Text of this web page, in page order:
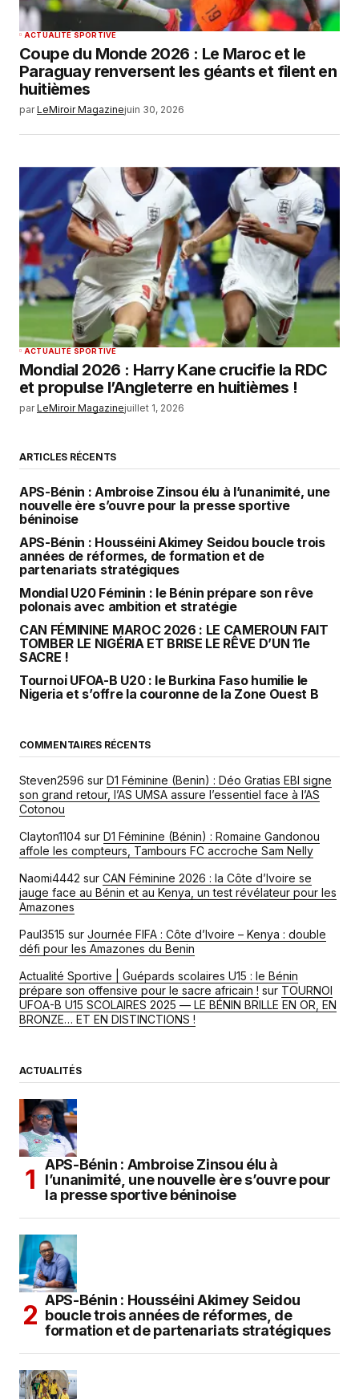
ACTUALITÉ SPORTIVE
Coupe du Monde 2026 : Le Maroc et le
Paraguay renversent les géants et filent en
huitièmes
par LeMiroir Magazinejuin 30, 2026
ACTUALITÉ SPORTIVE
Mondial 2026 : Harry Kane crucifie la RDC
et propulse l’Angleterre en huitièmes !
par LeMiroir Magazinejuillet 1, 2026
ARTICLES RÉCENTS
APS-Bénin : Ambroise Zinsou élu à l’unanimité, une
nouvelle ère s’ouvre pour la presse sportive
béninoise
APS-Bénin : Housséini Akimey Seidou boucle trois
années de réformes, de formation et de
partenariats stratégiques
Mondial U20 Féminin : le Bénin prépare son rêve
polonais avec ambition et stratégie
CAN FÉMININE MAROC 2026 : LE CAMEROUN FAIT
TOMBER LE NIGÉRIA ET BRISE LE RÊVE D’UN 11e
SACRE !
Tournoi UFOA-B U20 : le Burkina Faso humilie le
Nigeria et s’offre la couronne de la Zone Ouest B
COMMENTAIRES RÉCENTS
Steven2596 sur D1 Féminine (Benin) : Déo Gratias EBI signe
son grand retour, l’AS UMSA assure l’essentiel face à l’AS
Cotonou
Clayton1104 sur D1 Féminine (Bénin) : Romaine Gandonou
affole les compteurs, Tambours FC accroche Sam Nelly
Naomi4442 sur CAN Féminine 2026 : la Côte d’Ivoire se
jauge face au Bénin et au Kenya, un test révélateur pour les
Amazones
Paul3515 sur Journée FIFA : Côte d’Ivoire – Kenya : double
défi pour les Amazones du Benin
Actualité Sportive | Guépards scolaires U15 : le Bénin
prépare son offensive pour le sacre africain ! sur TOURNOI
UFOA-B U15 SCOLAIRES 2025 — LE BÉNIN BRILLE EN OR, EN
BRONZE… ET EN DISTINCTIONS !
ACTUALITÉS
APS-Bénin : Ambroise Zinsou élu à
l’unanimité, une nouvelle ère s’ouvre pour
la presse sportive béninoise
APS-Bénin : Housséini Akimey Seidou
boucle trois années de réformes, de
formation et de partenariats stratégiques